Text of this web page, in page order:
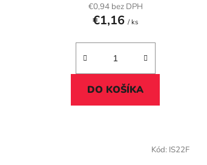
€0,94 bez DPH
€1,16/ ks
DO KOŠÍKA
Kód: IS22F